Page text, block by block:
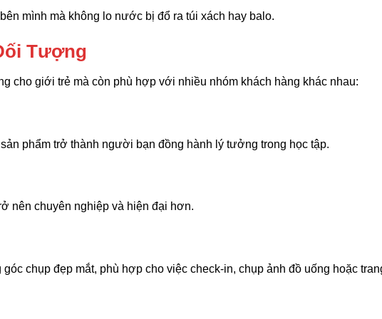
mình mà không lo nước bị đổ ra túi xách hay balo.
Tượng
cho giới trẻ mà còn phù hợp với nhiều nhóm khách hàng khác nhau:
phẩm trở thành người bạn đồng hành lý tưởng trong học tập.
nên chuyên nghiệp và hiện đại hơn.
chụp đẹp mắt, phù hợp cho việc check-in, chụp ảnh đồ uống hoặc